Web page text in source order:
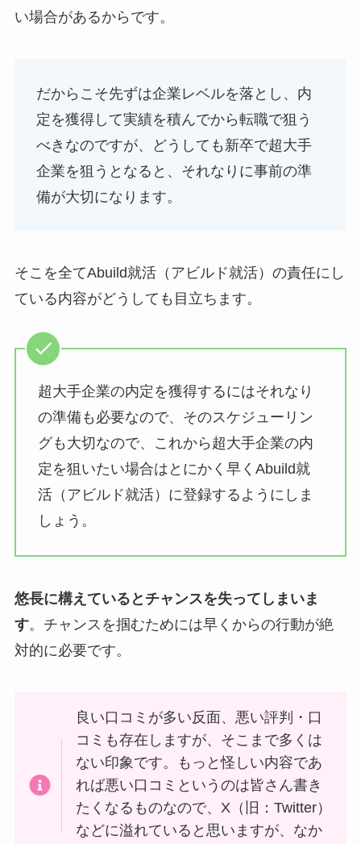
い場合があるからです。
だからこそ先ずは企業レベルを落とし、内
定を獲得して実績を積んでから転職で狙う
べきなのですが、どうしても新卒で超大手
企業を狙うとなると、それなりに事前の準
備が大切になります。
そこを全てAbuild就活（アビルド就活）の責任にし
ている内容がどうしても目立ちます。
超大手企業の内定を獲得するにはそれなり
の準備も必要なので、そのスケジューリン
グも大切なので、これから超大手企業の内
定を狙いたい場合はとにかく早くAbuild就
活（アビルド就活）に登録するようにしま
しょう。
悠長に構えているとチャンスを失ってしまいま
す。チャンスを掴むためには早くからの行動が絶
対的に必要です。
良い口コミが多い反面、悪い評判・口
コミも存在しますが、そこまで多くは
ない印象です。もっと怪しい内容であ
れば悪い口コミというのは皆さん書き
たくなるものなので、X（旧：Twitter）
などに溢れていると思いますが、なか